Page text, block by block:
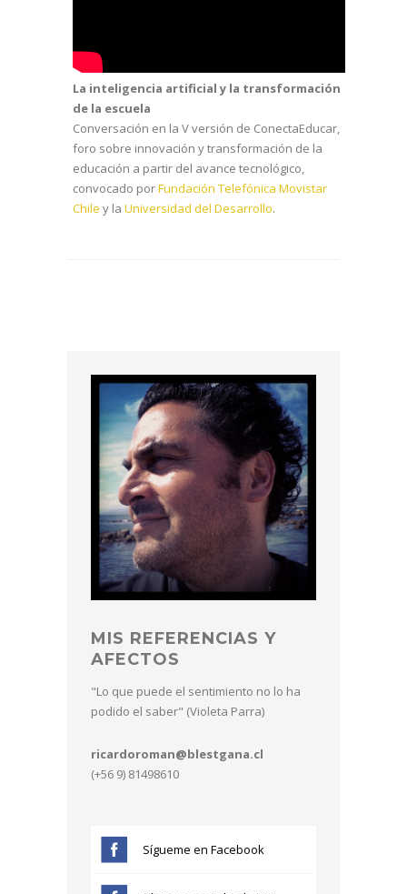
La inteligencia artificial y la transformación
de la escuela
Conversación en la V versión de ConectaEducar,
foro sobre innovación y transformación de la
educación a partir del avance tecnológico,
convocado porFundación Telefónica Movistar
Chile y la Universidad del Desarrollo.
MIS REFERENCIAS Y
AFECTOS
"Lo que puede el sentimiento no lo ha
podido el saber" (Violeta Parra)
ricardoroman@blestgana.cl
(+56 9) 81498610
Sígueme en Facebook